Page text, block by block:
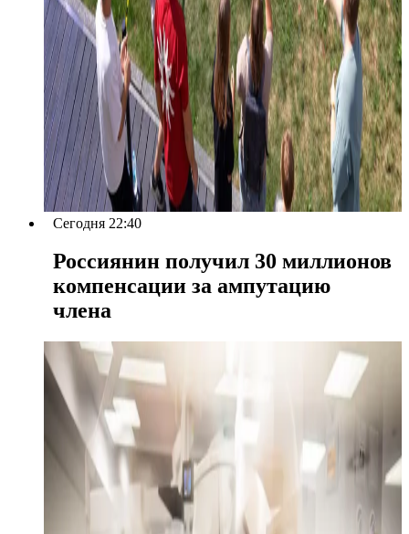
Сегодня 22:40
Россиянин получил 30 миллионов
компенсации за ампутацию
члена